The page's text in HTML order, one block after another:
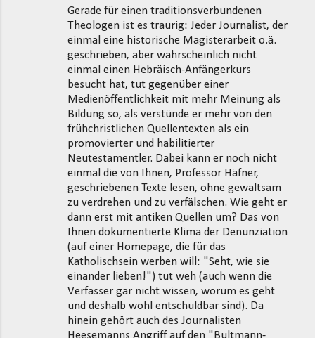
Gerade für einen traditionsverbundenen
Theologen ist es traurig: Jeder Journalist, der
einmal eine historische Magisterarbeit o.ä.
geschrieben, aber wahrscheinlich nicht
einmal einen Hebräisch-Anfängerkurs
besucht hat, tut gegenüber einer
Medienöffentlichkeit mit mehr Meinung als
Bildung so, als verstünde er mehr von den
frühchristlichen Quellentexten als ein
promovierter und habilitierter
Neutestamentler. Dabei kann er noch nicht
einmal die von Ihnen, Professor Häfner,
geschriebenen Texte lesen, ohne gewaltsam
zu verdrehen und zu verfälschen. Wie geht er
dann erst mit antiken Quellen um? Das von
Ihnen dokumentierte Klima der Denunziation
(auf einer Homepage, die für das
Katholischsein werben will: "Seht, wie sie
einander lieben!") tut weh (auch wenn die
Verfasser gar nicht wissen, worum es geht
und deshalb wohl entschuldbar sind). Da
hinein gehört auch des Journalisten
Heesemanns Angriff auf den "Bultmann-